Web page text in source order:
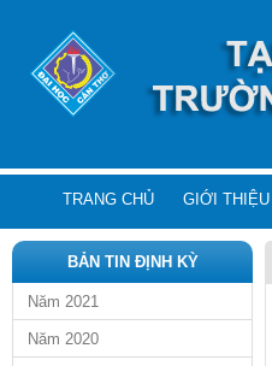
TRANG CHỦ GIỚI THIỆU
BẢN TIN ĐỊNH KỲ
Năm 2021
Năm 2020